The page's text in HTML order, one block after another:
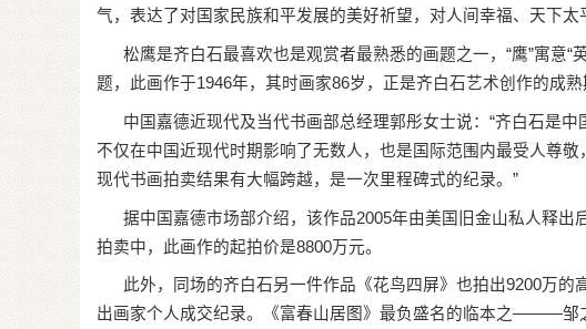
气，表达了对国家民族和平发展的美好祈望，对人间幸福、天下太
松鹰是齐白石最喜欢也是观赏者最熟悉的画题之一，“鹰”寓意“
题，此画作于1946年，其时画家86岁，正是齐白石艺术创作的成
中国嘉德近现代及当代书画部总经理郭彤女士说：“齐白石是中
不仅在中国近现代时期影响了无数人，也是国际范围内最受人尊
现代书画拍卖结果有大幅跨越，是一次里程碑式的纪录。”
据中国嘉德市场部介绍，该作品2005年由美国旧金山私人释出
拍卖中，此画作的起拍价是8800万元。
此外，同场的齐白石另一件作品《花鸟四屏》也拍出9200万的
出画家个人成交纪录。《富春山居图》最负盛名的临本之―——邹